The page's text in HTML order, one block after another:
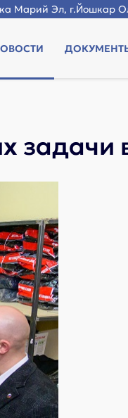
Марий Эл, г.Йошкар
задачи